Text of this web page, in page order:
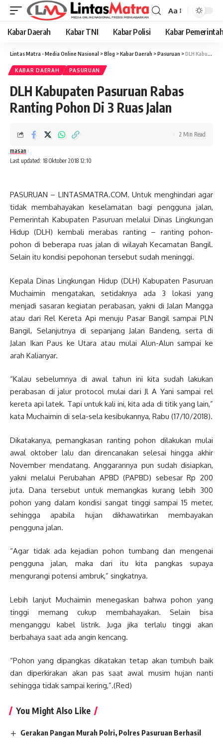
Font
Resizer
Aa
Kabar Daerah Kabar TNI Kabar Polisi Kabar
Lintas Matra - Media Online Nasional >Blog >Kabar Daerah >Pasuruan >DLH Kabupaten Pasuruan Rabas Ranting Pohon Di 3 Ruas Jalan
KABAR DAERAH PASURUAN
DLH Kabupaten Pasuruan Rabas
Ranting Pohon Di 3 Ruas Jalan
Last updated: 18 Oktober 2018 12:10
masan
2 Min Read
PASURUAN – LINTASMATRA.COM. Untuk menghindari agar
tidak membahayakan keselamatan bagi pengguna jalan,
Pemerintah Kabupaten Pasuruan melalui Dinas Lingkungan
Hidup (DLH) kembali merabas ranting – ranting pohon-
pohon di beberapa ruas jalan di wilayah Kecamatan Bangil.
Selain itu kondisi pepohonan tersebut sudah meninggi.
Kepala Dinas Lingkungan Hidup (DLH) Kabupaten Pasuruan
Muchaimin mengatakan, setidaknya ada 3 lokasi yang
menjadi sasaran kegiatan perabasan, yakni di Jalan Mangga
atau dari Rel Kereta Api menuju Pasar Bangil sampai PLN
Bangil. Selanjutnya di sepanjang Jalan Bandeng, serta di
Jalan Ikan Paus ke Utara atau mulai Alun-Alun sampai ke
arah Kalianyar.
“Kalau sebelumnya di awal tahun ini kita sudah lakukan
perabasan di jalur protocol mulai dari Jl A Yani sampai rel
kereta api latek. Tapi untuk kali ini, kita ada di titik yang lain,”
kata Muchaimin di sela-sela kesibukannya, Rabu (17/10/2018).
Dikatakanya, pemangkasan ranting pohon dilakukan mulai
awal oktober lalu dan direncanakan selesai hingga akhir
November mendatang. Anggarannya pun sudah disiapkan,
yakni melalui Perubahan APBD (PAPBD) sebesar Rp 200
juta. Dana tersebut untuk memangkas kurang lebih 300
pohon yang dalam kondisi sangat tinggi sampai 15 meter,
sehingga apabila hujan dikhawatirkan membayakan
pengguna jalan.
“Agar tidak ada kejadian pohon tumbang dan mengenai
pengguna jalan, maka dari itu kita pangkas supaya
mengurangi potensi ambruk,” singkatnya.
Lebih lanjut Muchaimin menegaskan bahwa pohon yang
tinggi memang cukup membahayakan. Selain bisa
menganggu kabel listrik. Juga jika terlalu tinggi akan
berbahaya saat ada angin kencang.
“Pohon yang dipangkas dikatakan tetap akan tumbuh baik
dan diperkirakan akan pas saat awal musim hujan nanti
sehingga tidak sampai kering,”.(Red)
You Might Also Like
Gerakan Pangan Murah Polri, Polres Pasuruan Berhasil